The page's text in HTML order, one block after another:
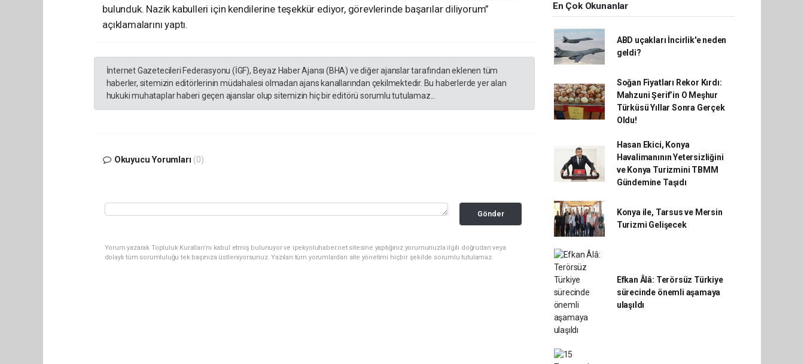
bulunduk. Nazik kabulleri için kendilerine teşekkür ediyor, görevlerinde başarılar diliyorum”
açıklamalarını yaptı.
İnternet Gazetecileri Federasyonu (İGF), Beyaz Haber Ajansı (BHA) ve diğer ajanslar tarafından eklenen tüm
haberler, sitemizin editörlerinin müdahalesi olmadan ajans kanallarından çekilmektedir. Bu haberlerde yer alan
hukuki muhataplar haberi geçen ajanslar olup sitemizin hiç bir editörü sorumlu tutulamaz...
Okuyucu Yorumları (0)
Gönder
Yorum yazarak Topluluk Kuralları’nı kabul etmiş bulunuyor ve ipekyoluhaber.net sitesine yaptığınız yorumunuzla ilgili doğrudan veya
dolaylı tüm sorumluluğu tek başınıza üstleniyorsunuz. Yazılan tüm yorumlardan site yönetimi hiçbir şekilde sorumlu tutulamaz.
En Çok Okunanlar
ABD uçakları İncirlik'e neden
geldi?
Soğan Fiyatları Rekor Kırdı:
Mahzuni Şerif’in O Meşhur
Türküsü Yıllar Sonra Gerçek
Oldu!
Hasan Ekici, Konya
Havalimanının Yetersizliğini
ve Konya Turizmini TBMM
Gündemine Taşıdı
Konya ile, Tarsus ve Mersin
Turizmi Gelişecek
Efkan Âlâ: Terörsüz Türkiye
sürecinde önemli aşamaya
ulaşıldı